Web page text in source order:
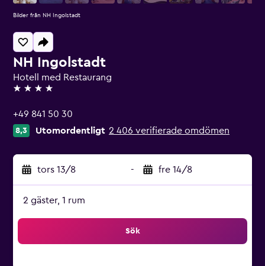
NH Ingolstadt
Hotell med Restaurang
4 stjärnor
+49 841 50 30
8,3 Utomordentligt 2 406 verifierade omdömen
tors 13/8 - fre 14/8
2 gäster, 1 rum
Sök
Bilder från NH Ingolstadt